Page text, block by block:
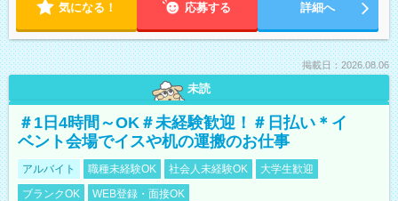
気になる！ 応募する 詳細へ
掲載日：2026.08.06
未読
＃1日4時間～OK＃未経験歓迎！＃日払い＊イ
ベント会場でイスや机の運搬のお仕事
アルバイト 職種未経験OK 社会人未経験OK
大学生歓迎
ブランクOK
WEB登録・面接OK